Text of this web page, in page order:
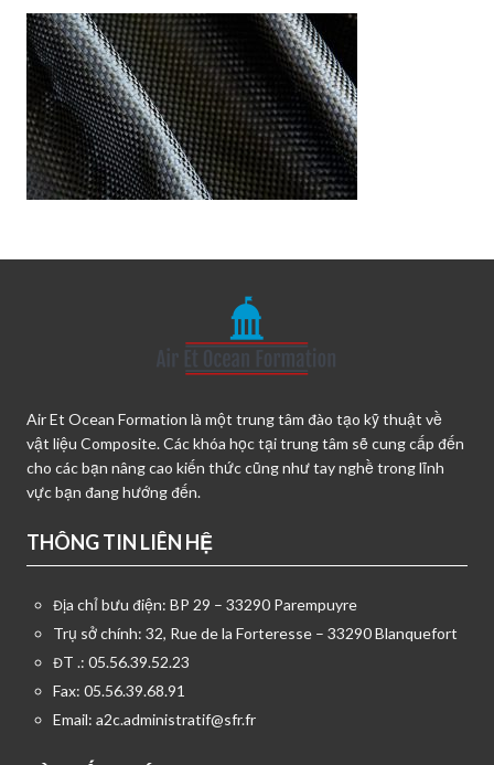
Air Et Ocean Formation là một trung tâm đào tạo kỹ thuật về
vật liệu Composite. Các khóa học tại trung tâm sẽ cung cấp đến
cho các bạn nâng cao kiến thức cũng như tay nghề trong lĩnh
vực bạn đang hướng đến.
THÔNG TIN LIÊN HỆ
Địa chỉ bưu điện: BP 29 – 33290 Parempuyre
Trụ sở chính: 32, Rue de la Forteresse – 33290 Blanquefort
ĐT .: 05.56.39.52.23
Fax: 05.56.39.68.91
Email: a2c.administratif@sfr.fr